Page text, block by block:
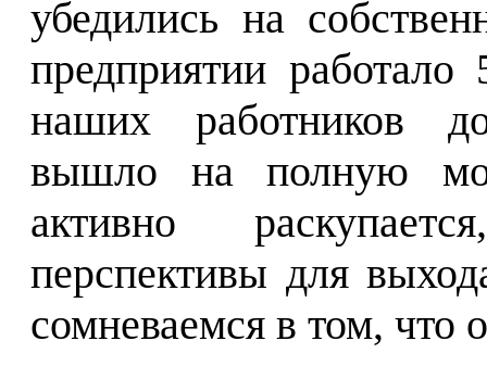
убедились на
предприятии
наших работников
вышло на полную
активно
перспективы для
сомневаемся в том,